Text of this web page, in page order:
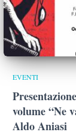
EVENTI
volume “Ne
Aldo Aniasi